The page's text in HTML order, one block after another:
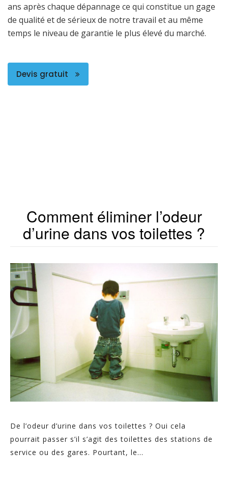
ans après chaque dépannage ce qui constitue un gage
de qualité et de sérieux de notre travail et au même
temps le niveau de garantie le plus élevé du marché.
Devis gratuit
Comment éliminer l’odeur
d’urine dans vos toilettes ?
De l’odeur d’urine dans vos toilettes ? Oui cela
pourrait passer s’il s’agit des toilettes des stations de
service ou des gares. Pourtant, le...